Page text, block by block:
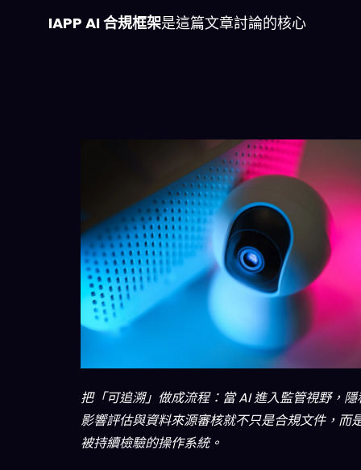
IAPP AI 合規框架是這篇文章討論的核心
把「可追溯」做成流程：當 AI 進入監管視野，隱
影響評估與資料來源審核就不只是合規文件，而
被持續檢驗的操作系統。